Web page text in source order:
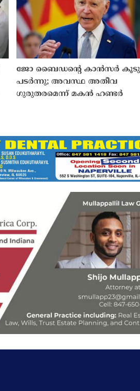
ജോ ബൈഡൻ്റെ കാൻസർ
പടർന്നു; അവസ്ഥ അതീവ
ഗുരുതരമെന്ന് മകൻ ഹണ്ടർ